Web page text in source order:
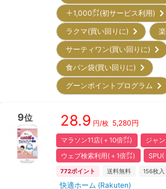
＋1,000㌽(初サービス利用)
ラクマ(買い回りに)
サーティワン(買い回りに)
食パン袋(買い回りに)
グーンポイントプログラム
9位 28.9 円/枚 5,280円
マラソン11店(＋10倍㌽)
ジャ
ウェブ検索利用(＋1倍㌽)
SPU(
772ポイント 送料無料 156枚入
快適ホーム (Rakuten)